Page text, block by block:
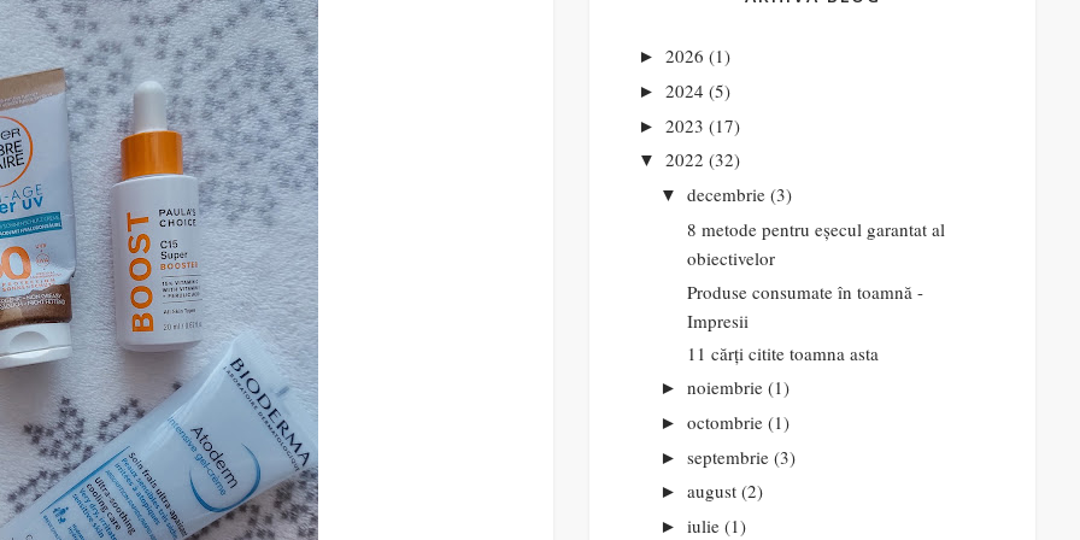
► 2026 (1)
► 2024 (5)
► 2023 (17)
▼ 2022 (32)
▼ decembrie (3)
8 metode pentru eșecul garantat al
obiectivelor
Produse consumate în toamnă -
Impresii
11 cărți citite toamna asta
► noiembrie (1)
► octombrie (1)
► septembrie (3)
► august (2)
► iulie (1)